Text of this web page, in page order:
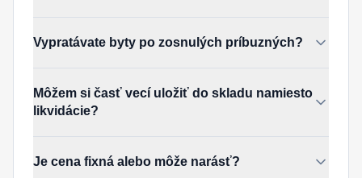
Vypratávate byty po zosnulých príbuzných?
Môžem si časť vecí uložiť do skladu namiesto
likvidácie?
Je cena fixná alebo môže narásť?